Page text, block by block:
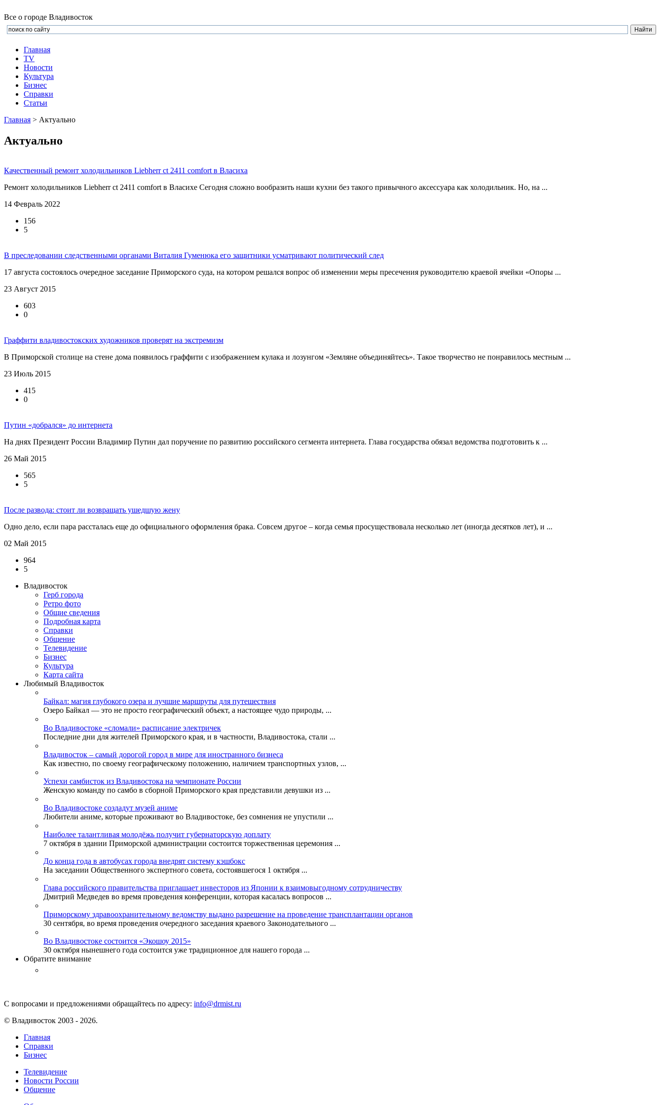
Все о городе Владивосток
Главная
TV
Новости
Культура
Бизнеc
Справки
Статьи
Главная > Актуально
Актуально
Качественный ремонт холодильников Liebherr ct 2411 comfort в Власиха
Ремонт холодильников Liebherr ct 2411 comfort в Власихе Сегодня сложно вообразить наши кухни без такого привычного аксессуара как холодильник. Но, на ...
14 Февраль 2022
156
5
В преследовании следственными органами Виталия Гуменюка его защитники усматривают политический след
17 августа состоялось очередное заседание Приморского суда, на котором решался вопрос об изменении меры пресечения руководителю краевой ячейки «Опоры ...
23 Август 2015
603
0
Граффити владивостокских художников проверят на экстремизм
В Приморской столице на стене дома появилось граффити с изображением кулака и лозунгом «Земляне объединяйтесь». Такое творчество не понравилось местным ...
23 Июль 2015
415
0
Путин «добрался» до интернета
На днях Президент России Владимир Путин дал поручение по развитию российского сегмента интернета. Глава государства обязал ведомства подготовить к ...
26 Май 2015
565
5
После развода: стоит ли возвращать ушедшую жену
Одно дело, если пара рассталась еще до официального оформления брака. Совсем другое – когда семья просуществовала несколько лет (иногда десятков лет), и ...
02 Май 2015
964
5
Владивосток
Герб города
Ретро фото
Общие сведения
Подробная карта
Справки
Общение
Телевидение
Бизнеc
Культура
Карта сайта
Любимый Владивосток
Байкал: магия глубокого озера и лучшие маршруты для путешествия
Озеро Байкал — это не просто географический объект, а настоящее чудо природы, ...
Во Владивостоке «сломали» расписание электричек
Последние дни для жителей Приморского края, и в частности, Владивостока, стали ...
Владивосток – самый дорогой город в мире для иностранного бизнеса
Как известно, по своему географическому положению, наличием транспортных узлов, ...
Успехи самбисток из Владивостока на чемпионате России
Женскую команду по самбо в сборной Приморского края представили девушки из ...
Во Владивостоке создадут музей аниме
Любители аниме, которые проживают во Владивостоке, без сомнения не упустили ...
Наиболее талантливая молодёжь получит губернаторскую доплату
7 октября в здании Приморской администрации состоится торжественная церемония ...
До конца года в автобусах города внедрят систему кэшбокс
На заседании Общественного экспертного совета, состоявшегося 1 октября ...
Глава российского правительства приглашает инвесторов из Японии к взаимовыгодному сотрудничеству
Дмитрий Медведев во время проведения конференции, которая касалась вопросов ...
Приморскому здравоохранительному ведомству выдано разрешение на проведение трансплантации органов
30 сентября, во время проведения очередного заседания краевого Законодательного ...
Во Владивостоке состоится «Экошоу 2015»
30 октября нынешнего года состоится уже традиционное для нашего города ...
Обратите внимание
С вопросами и предложениями обращайтесь по адресу: info@drmist.ru
© Владивосток 2003 - 2026.
Главная
Справки
Бизнес
Телевидение
Новости России
Общение